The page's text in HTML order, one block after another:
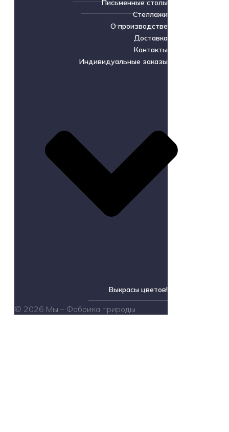
Письменные столы
Стеллажи
О производстве
Доставка
Контакты
Индивидуальные заказы
Выкрасы цветов!
© 2026 Мы – Фабрика природы